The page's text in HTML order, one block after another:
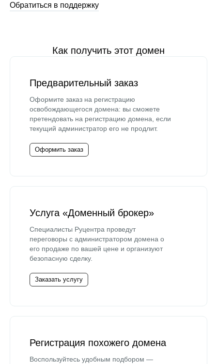
Обратиться в поддержку
Как получить этот домен
Предварительный заказ
Оформите заказ на регистрацию
освобождающегося домена: вы сможете
претендовать на регистрацию домена, если
текущий администратор его не продлит.
Оформить заказ
Услуга «Доменный брокер»
Специалисты Руцентра проведут
переговоры с администратором домена о
его продаже по вашей цене и организуют
безопасную сделку.
Заказать услугу
Регистрация похожего домена
Воспользуйтесь удобным подбором —